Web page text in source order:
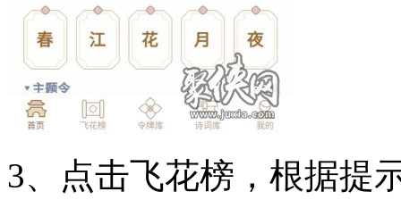
3、点击飞花榜，根据提